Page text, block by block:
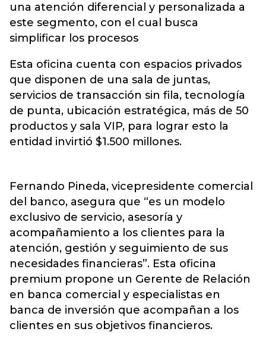
una atención diferencial y personalizada a
este segmento, con el cual busca
simplificar los procesos
Esta oficina cuenta con espacios privados
que disponen de una sala de juntas,
servicios de transacción sin fila, tecnología
de punta, ubicación estratégica, más de 50
productos y sala VIP, para lograr esto la
entidad invirtió $1.500 millones.
Fernando Pineda, vicepresidente comercial
del banco, asegura que “es un modelo
exclusivo de servicio, asesoría y
acompañamiento a los clientes para la
atención, gestión y seguimiento de sus
necesidades financieras”. Esta oficina
premium propone un Gerente de Relación
en banca comercial y especialistas en
banca de inversión que acompañan a los
clientes en sus objetivos financieros.